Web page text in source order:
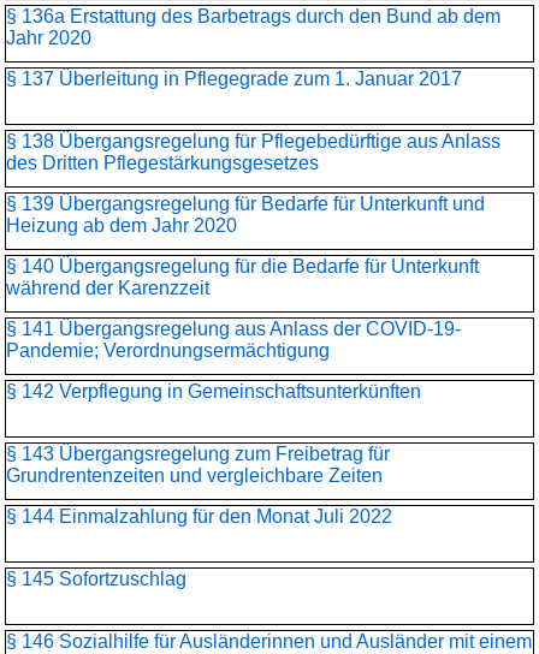
§ 136a Erstattung des Barbetrags durch den Bund ab dem
Jahr 2020
§ 137 Überleitung in Pflegegrade zum 1. Januar 2017
§ 138 Übergangsregelung für Pflegebedürftige aus Anlass
des Dritten Pflegestärkungsgesetzes
§ 139 Übergangsregelung für Bedarfe für Unterkunft und
Heizung ab dem Jahr 2020
§ 140 Übergangsregelung für die Bedarfe für Unterkunft
während der Karenzzeit
§ 141 Übergangsregelung aus Anlass der COVID-19-
Pandemie; Verordnungsermächtigung
§ 142 Verpflegung in Gemeinschaftsunterkünften
§ 143 Übergangsregelung zum Freibetrag für
Grundrentenzeiten und vergleichbare Zeiten
§ 144 Einmalzahlung für den Monat Juli 2022
§ 145 Sofortzuschlag
§ 146 Sozialhilfe für Ausländerinnen und Ausländer mit einem